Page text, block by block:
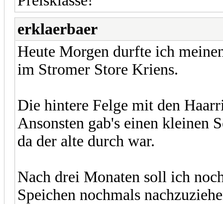
erklaerbaer
Heute Morgen durfte ich
im Stromer Store Kriens.
Die hintere Felge mit den
Ansonsten gab's einen kleinen
da der alte durch war.
Nach drei Monaten soll ich
Speichen nochmals